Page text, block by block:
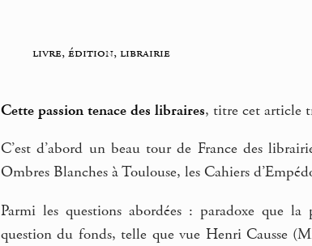
livre, édition, librairie
Cette passion tenace des libraires, titre cet article
C’est d’abord un beau tour de France des
Ombres Blanches à Toulouse, les Cahiers
Parmi les questions abordées : paradoxe que
question du fonds, telle que vue Henri Causse